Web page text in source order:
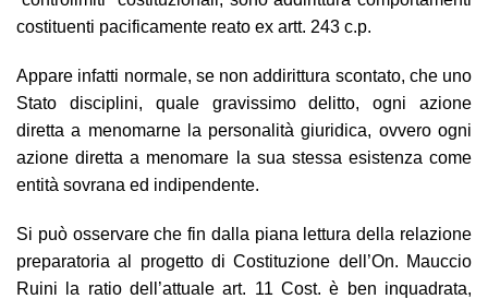
costituenti pacificamente reato ex artt. 243 c.p.
Appare infatti normale, se non addirittura scontato, che uno
Stato disciplini, quale gravissimo delitto, ogni azione
diretta a menomarne la personalità giuridica, ovvero ogni
azione diretta a menomare la sua stessa esistenza come
entità sovrana ed indipendente.
Si può osservare che fin dalla piana lettura della relazione
preparatoria al progetto di Costituzione dell’On. Mauccio
Ruini la ratio dell’attuale art. 11 Cost. è ben inquadrata,